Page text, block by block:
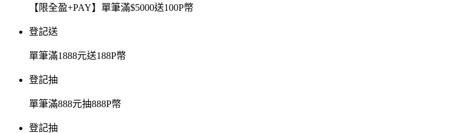
【限全盈+PAY】單筆滿$5000送100P幣
登記送
單筆滿1888元送188P幣
登記抽
單筆滿888元抽888P幣
登記抽